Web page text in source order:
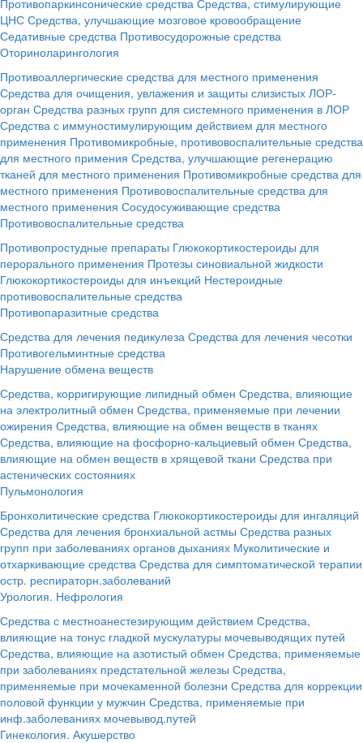
ЦНС Средства, улучшающие мозговое кровообращение
Седативные средства Противосудорожные средства
Оториноларингология
Противоаллергические средства для местного применения
Средства для очищения, увлажения и защиты слизистых ЛОР-
орган Средства разных групп для системного применения в ЛОР
Средства с иммуностимулирующим действием для местного
применения Противомикробные, противовоспалительные средства
для местного примения Средства, улучшающие регенерацию
тканей для местного применения Противомикробные средства для
местного применения Противовоспалительные средства для
местного применения Сосудосуживающие средства
Противовоспалительные средства
Противопростудные препараты Глюкокортикостероиды для
перорального применения Протезы синовиальной жидкости
Глюкокортикостероиды для инъекций Нестероидные
противовоспалительные средства
Противопаразитные средства
Средства для лечения педикулеза Средства для лечения чесотки
Противогельминтные средства
Нарушение обмена веществ
Средства, корригирующие липидный обмен Средства, влияющие
на электролитный обмен Средства, применяемые при лечении
ожирения Средства, влияющие на обмен веществ в тканях
Средства, влияющие на фосфорно-кальциевый обмен Средства,
влияющие на обмен веществ в хрящевой ткани Средства при
астенических состояниях
Пульмонология
Бронхолитические средства Глюкокортикостероиды для ингаляций
Средства для лечения бронхиальной астмы Средства разных
групп при заболеваниях органов дыханиях Муколитические и
отхаркивающие средства Средства для симптоматической терапии
остр. респираторн.заболеваний
Урология. Нефрология
Средства с местноанестезирующим действием Средства,
влияющие на тонус гладкой мускулатуры мочевыводящих путей
Средства, влияющие на азотистый обмен Средства, применяемые
при заболеваниях предстательной железы Средства,
применяемые при мочекаменной болезни Средства для коррекции
половой функции у мужчин Средства, применяемые при
инф.заболеваниях мочевывод.путей
Гинекология. Акушерство